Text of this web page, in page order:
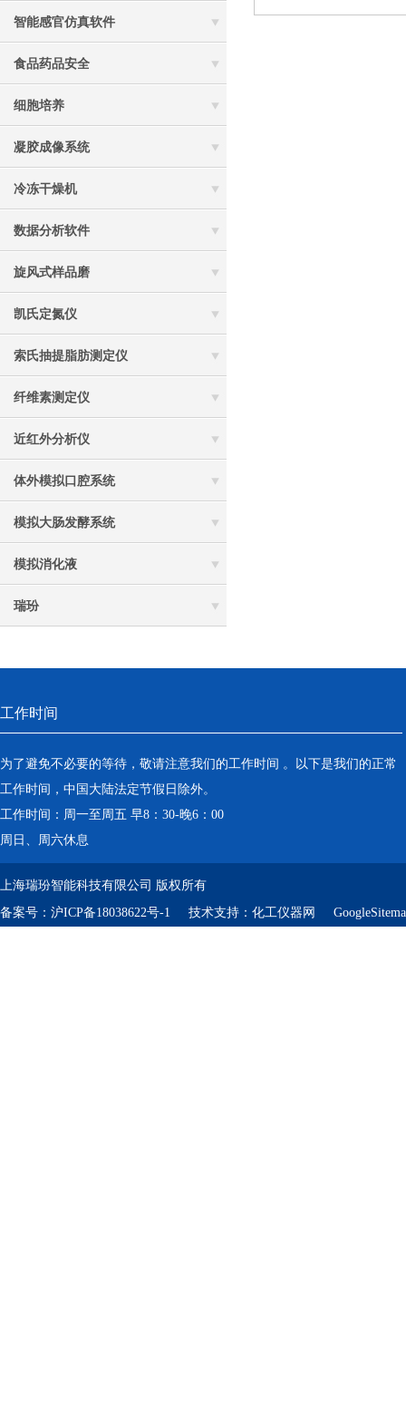
智能感官仿真软件
食品药品安全
细胞培养
凝胶成像系统
冷冻干燥机
数据分析软件
旋风式样品磨
凯氏定氮仪
索氏抽提脂肪测定仪
纤维素测定仪
近红外分析仪
体外模拟口腔系统
模拟大肠发酵系统
模拟消化液
瑞玢
工作时间
为了避免不必要的等待，敬请注意我们的工作时间 。以下是我们的正常
工作时间，中国大陆法定节假日除外。
工作时间：周一至周五 早8：30-晚6：00
周日、周六休息
上海瑞玢智能科技有限公司 版权所有
备案号： 沪ICP备18038622号-1 技术支持： 化工仪器网